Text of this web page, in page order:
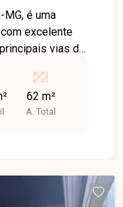
MG, é uma
excelente
vias da
e diversos
fluxo de
opção
a empresa
conta com
62 m²
A. Total